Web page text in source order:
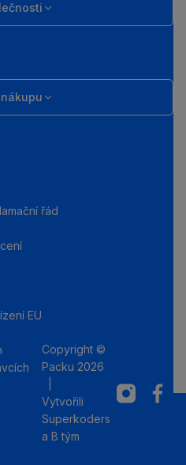
řád
EU
Copyright ©
Packu 2026
Vytvořili
Superkoders
a B tým
Instagram